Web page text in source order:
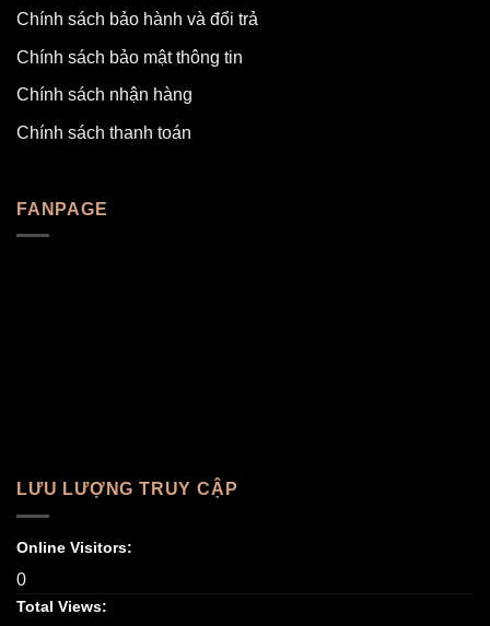
Chính sách bảo hành và đổi trả
Chính sách bảo mật thông tin
Chính sách nhận hàng
Chính sách thanh toán
FANPAGE
LƯU LƯỢNG TRUY CẬP
Online Visitors:
0
Total Views: